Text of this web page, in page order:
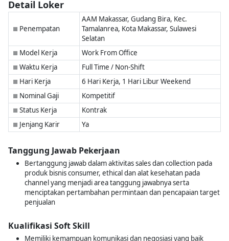
Detail Loker
■ Penempatan
AAM Makassar, Gudang Bira, Kec.
Tamalanrea, Kota Makassar, Sulawesi
Selatan
■ Model Kerja Work From Office
■ Waktu Kerja Full Time / Non-Shift
■ Hari Kerja 6 Hari Kerja, 1 Hari Libur Weekend
■ Nominal Gaji Kompetitif
■ Status Kerja Kontrak
■ Jenjang Karir Ya
Tanggung Jawab Pekerjaan
Bertanggung jawab dalam aktivitas sales dan collection pada
produk bisnis consumer, ethical dan alat kesehatan pada
channel yang menjadi area tanggung jawabnya serta
menciptakan pertambahan permintaan dan pencapaian target
penjualan
Kualifikasi Soft Skill
Memiliki kemampuan komunikasi dan negosiasi yang baik